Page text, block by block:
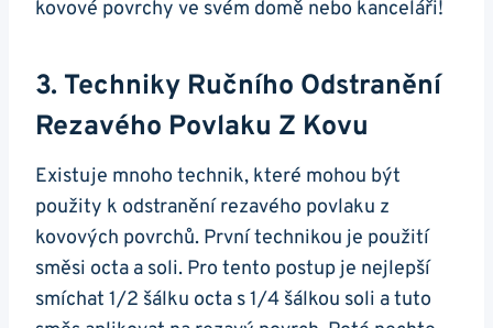
kovové povrchy ve svém domě nebo kanceláři!
3. Techniky Ručního Odstranění
Rezavého Povlaku Z Kovu
Existuje mnoho technik, které mohou být
použity k odstranění rezavého povlaku z
kovových povrchů. První technikou je použití
směsi octa a soli. Pro tento postup je nejlepší
smíchat 1/2 šálku octa s 1/4 šálkou soli a tuto